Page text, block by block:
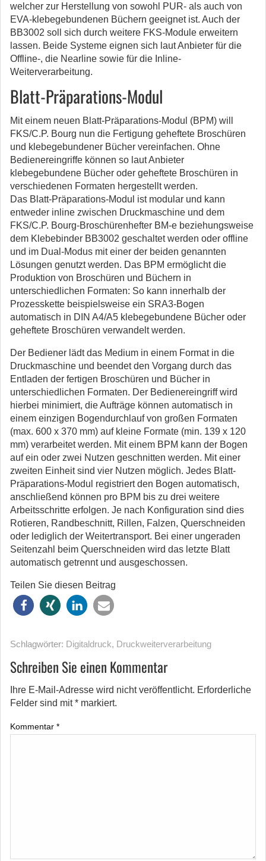
welcher zur Herstellung von sowohl PUR- als auch von
EVA-klebegebundenen Büchern geeignet ist. Auch der
BB3002 soll sich durch weitere FKS-Module erweitern
lassen. Beide Systeme eignen sich laut Anbieter für die
Offline-, die Nearline sowie für die Inline-
Weiterverarbeitung.
Blatt-Präparations-Modul
Mit einem neuen Blatt-Präparations-Modul (BPM) will
FKS/C.P. Bourg nun die Fertigung geheftete Broschüren
und klebegebundener Bücher vereinfachen. Ohne
Bedienereingriffe können so laut Anbieter
klebegebundene Bücher oder geheftete Broschüren in
verschiedenen Formaten hergestellt werden.
Das Blatt-Präparations-Modul ist modular und kann
entweder inline zwischen Druckmaschine und dem
FKS/C.P. Bourg-Broschürenhefter ­BM-e beziehungsweise
dem Klebebinder BB3002 geschaltet werden oder offline
und im Dual-Modus mit einer der beiden genannten
Lösungen genutzt werden. Das BPM ermöglicht die
Produktion von Broschüren und Büchern in
unterschiedlichen Formaten: So kann innerhalb der
Prozesskette beispielsweise ein SRA3-Bogen
automatisch in DIN A4/A5 klebegebundene Bücher oder
geheftete Broschüren verwandelt werden.
Der Bediener lädt das Medium in einem Format in die
Druckmaschine und beendet den Vorgang durch das
Entladen der fertigen Broschüren und Bücher in
unterschiedlichen Formaten. Der Bedienereingriff wird
hierbei minimiert, die Aufträge können automatisch in
einem einzigen Bogendurchlauf von großen Formaten
(max. 600 x 370 mm) auf kleine Formate (min. 139 x 120
mm) verarbeitet werden. Mit einem BPM kann der Bogen
auf ein oder zwei Nutzen geschnitten werden. Mit einer
zweiten Einheit sind vier Nutzen möglich. Jedes Blatt-
Präparations-Modul registriert den Bogen automatisch,
anschließend können pro BPM bis zu drei weitere
Arbeitsschritte erfolgen. Je nach Konfiguration sind dies
Rotieren, Randbeschnitt, Rillen, Falzen, Querschneiden
oder lediglich der Weitertransport. Bei einer ungeraden
Seitenzahl beim Querschneiden wird das letzte Blatt
automatisch getrennt und ausgeschossen.
Teilen Sie diesen Beitrag
Schlagwörter: Digitaldruck, Druckweiterverarbeitung
Schreiben Sie einen Kommentar
Ihre E-Mail-Adresse wird nicht veröffentlicht. Erforderliche
Felder sind mit* markiert.
Kommentar *